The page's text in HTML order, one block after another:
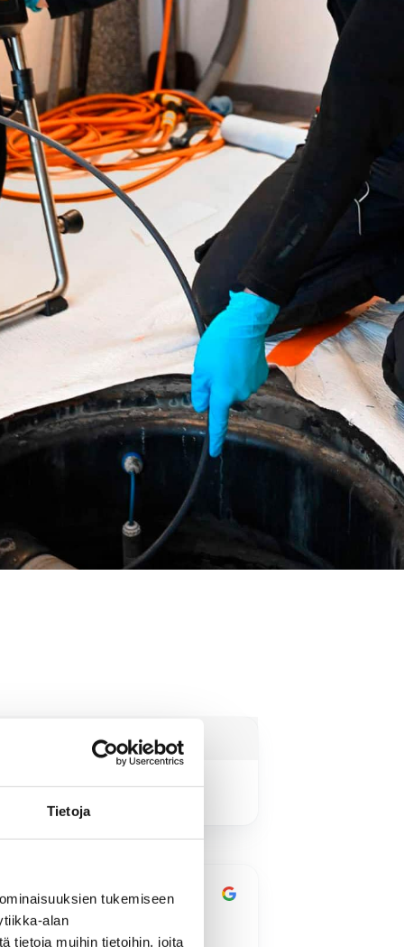
Tietoja
tukemiseen
alan
tietoja muihin tietoihin, joita
4 months ago
sujui kuten sovittiin.